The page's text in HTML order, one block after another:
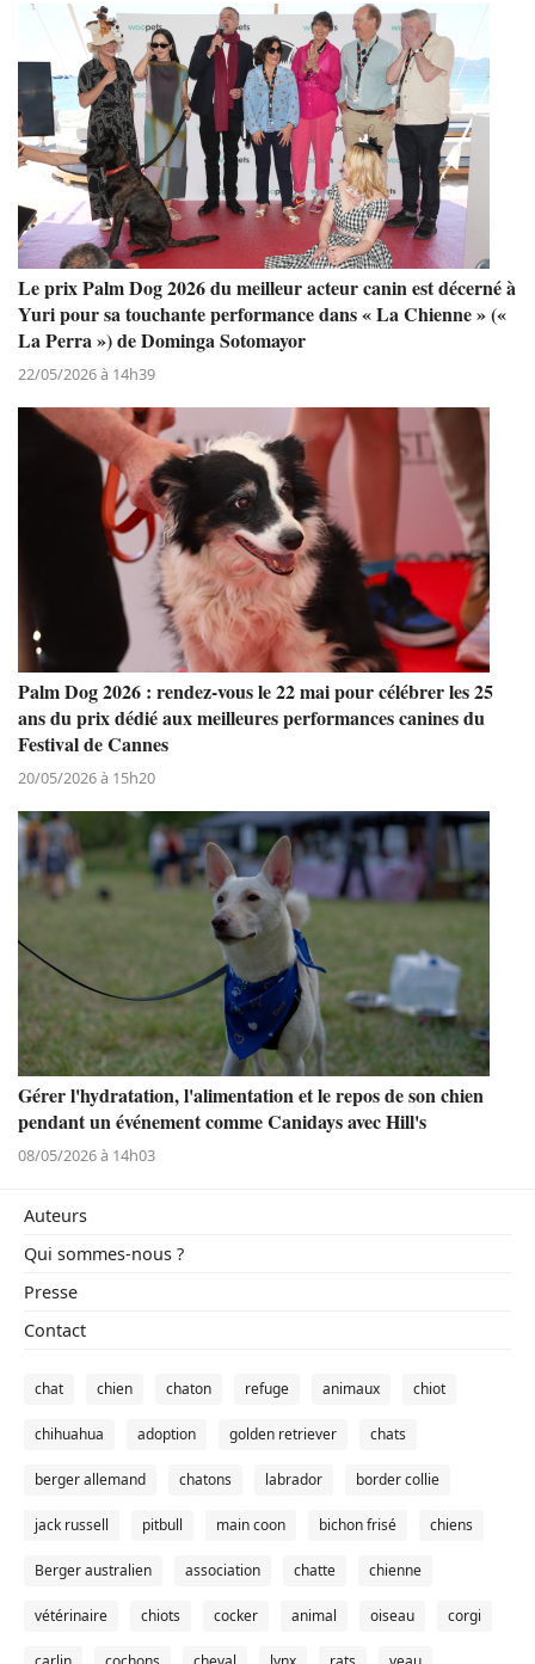
Le prix Palm Dog 2026 du meilleur acteur canin est décerné à
Yuri pour sa touchante performance dans « La Chienne » («
La Perra ») de Dominga Sotomayor
22/05/2026 à 14h39
Palm Dog 2026 : rendez-vous le 22 mai pour célébrer les 25
ans du prix dédié aux meilleures performances canines du
Festival de Cannes
20/05/2026 à 15h20
Gérer l'hydratation, l'alimentation et le repos de son chien
pendant un événement comme Canidays avec Hill's
08/05/2026 à 14h03
Auteurs
Qui sommes-nous ?
Presse
Contact
chat chien chaton refuge animaux chiot
chihuahua adoption golden retriever chats
berger allemand chatons labrador border collie
jack russell pitbull main coon bichon frisé chiens
Berger australien association chatte chienne
vétérinaire chiots cocker animal oiseau corgi